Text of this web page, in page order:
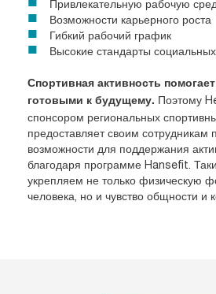
Привлекательную рабочую
Возможности карьерного роста
Гибкий рабочий график
Высокие стандарты
Спортивная активность
готовыми к будущему. Поэтому
спонсором региональных
предоставляет своим сотрудникам
возможности для поддержания
благодаря программе Hansefit.
укрепляем не только физическую
человека, но и чувство общности и